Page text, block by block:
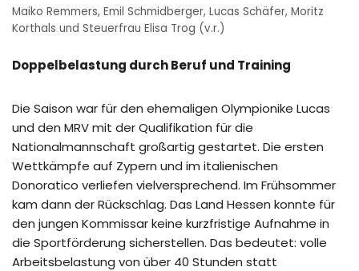
Maiko Remmers, Emil Schmidberger, Lucas Schäfer, Moritz
Korthals und Steuerfrau Elisa Trog (v.r.)
Doppelbelastung durch Beruf und Training
Die Saison war für den ehemaligen Olympionike Lucas
und den MRV mit der Qualifikation für die
Nationalmannschaft großartig gestartet. Die ersten
Wettkämpfe auf Zypern und im italienischen
Donoratico verliefen vielversprechend. Im Frühsommer
kam dann der Rückschlag. Das Land Hessen konnte für
den jungen Kommissar keine kurzfristige Aufnahme in
die Sportförderung sicherstellen. Das bedeutet: volle
Arbeitsbelastung von über 40 Stunden statt